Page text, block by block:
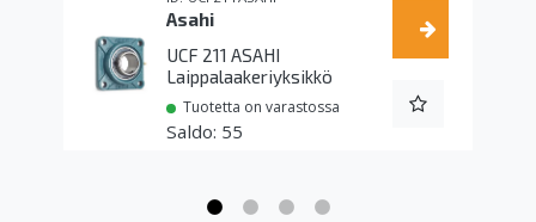
Asahi
UCF 211 ASAHI
Laippalaakeriyksikkö
Tuotetta on varastossa
55